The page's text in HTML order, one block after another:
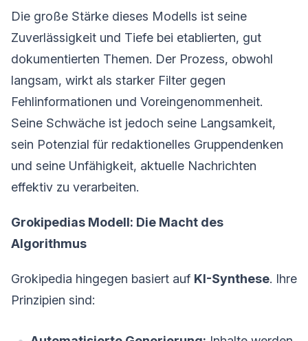
Die große Stärke dieses Modells ist seine
Zuverlässigkeit und Tiefe bei etablierten, gut
dokumentierten Themen. Der Prozess, obwohl
langsam, wirkt als starker Filter gegen
Fehlinformationen und Voreingenommenheit.
Seine Schwäche ist jedoch seine Langsamkeit,
sein Potenzial für redaktionelles Gruppendenken
und seine Unfähigkeit, aktuelle Nachrichten
effektiv zu verarbeiten.
Grokipedias Modell: Die Macht des
Algorithmus
Grokipedia hingegen basiert auf KI-Synthese. Ihre
Prinzipien sind: